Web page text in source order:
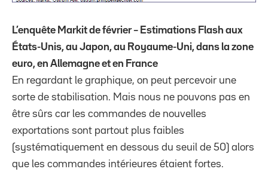
L’enquête Markit de février – Estimations Flash aux
États-Unis, au Japon, au Royaume-Uni, dans la zone
euro, en Allemagne et en France
En regardant le graphique, on peut percevoir une
sorte de stabilisation. Mais nous ne pouvons pas en
être sûrs car les commandes de nouvelles
exportations sont partout plus faibles
(systématiquement en dessous du seuil de 50) alors
que les commandes intérieures étaient fortes.